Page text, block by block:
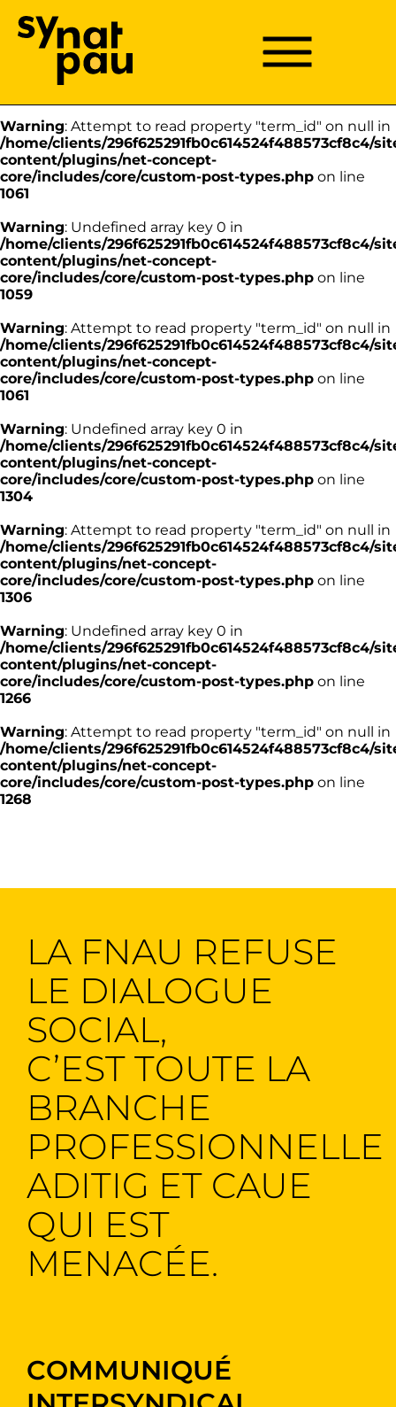
Passer
Menu principal
Menu
Warning: Undefined array key 0 in
/home/clients/296f625291fb0c614524f488573cf8c4/
content/plugins/net-concept-
core/includes/core/custom-post-types.php
Warning: Attempt to read property "term_id" on null in
/home/clients/296f625291fb0c614524f488573cf8c4/
content/plugins/net-concept-
core/includes/core/custom-post-types.php on line
1061
Warning: Undefined array key 0 in
/home/clients/296f625291fb0c614524f488573cf8c4/
content/plugins/net-concept-
core/includes/core/custom-post-types.php on line
1059
Warning: Attempt to read property "term_id" on null in
/home/clients/296f625291fb0c614524f488573cf8c4/
content/plugins/net-concept-
core/includes/core/custom-post-types.php on line
1061
Warning: Undefined array key 0 in
/home/clients/296f625291fb0c614524f488573cf8c4/
content/plugins/net-concept-
core/includes/core/custom-post-types.php on line
1304
Warning: Attempt to read property "term_id" on null in
/home/clients/296f625291fb0c614524f488573cf8c4/
content/plugins/net-concept-
core/includes/core/custom-post-types.php on line
1306
Warning: Undefined array key 0 in
/home/clients/296f625291fb0c614524f488573cf8c4/
content/plugins/net-concept-
core/includes/core/custom-post-types.php on line
1266
Warning: Attempt to read property "term_id" on null in
/home/clients/296f625291fb0c614524f488573cf8c4/
content/plugins/net-concept-
core/includes/core/custom-post-types.php on line
1268
LA FNAU REFUSE
LE DIALOGUE
SOCIAL,
C’EST TOUTE LA
BRANCHE
PROFESSIONNELLE
ADITIG ET CAUE
QUI EST
MENACÉE.
COMMUNIQUÉ